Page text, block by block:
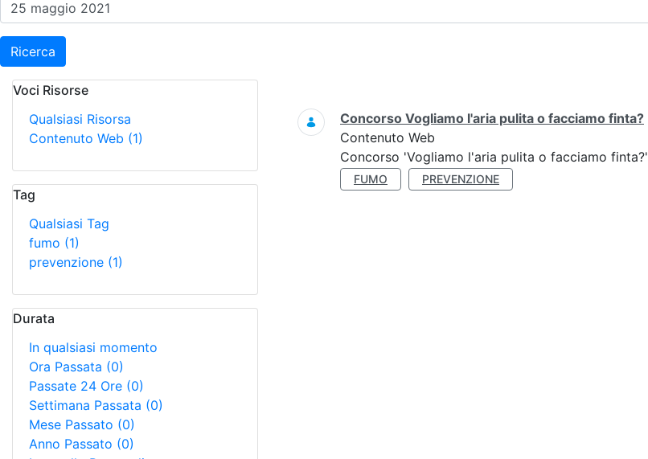
Ricerca
Voci Risorse
Qualsiasi Risorsa
Contenuto Web (1)
Tag
Qualsiasi Tag
fumo (1)
prevenzione (1)
Durata
In qualsiasi momento
Ora Passata (0)
Passate 24 Ore (0)
Settimana Passata (0)
Mese Passato (0)
Anno Passato (0)
Ricerca
Concorso Vogliamo l'aria pulita o facciamo finta?
Contenuto Web
Concorso 'Vogliamo l'aria pulita o facciamo finta?'
FUMO PREVENZIONE